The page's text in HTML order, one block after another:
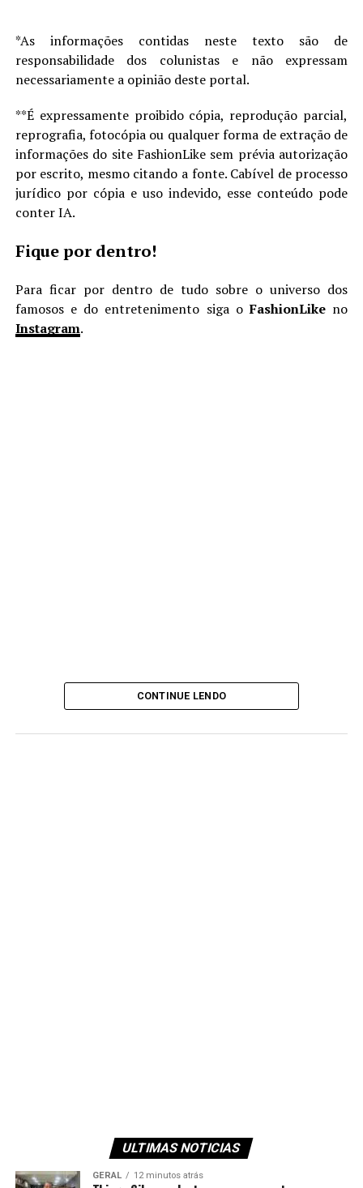
*As informações contidas neste texto são de
responsabilidade dos colunistas e não expressam
necessariamente a opinião deste portal.
**É expressamente proibido cópia, reprodução parcial,
reprografia, fotocópia ou qualquer forma de extração de
informações do site FashionLike sem prévia autorização
por escrito, mesmo citando a fonte. Cabível de processo
jurídico por cópia e uso indevido, esse conteúdo pode
conter IA.
Fique por dentro!
Para ficar por dentro de tudo sobre o universo dos
famosos e do entretenimento siga oFashionLike no
Instagram.
CONTINUE LENDO
ULTIMAS NOTICIAS
GERAL 12 minutos atrás